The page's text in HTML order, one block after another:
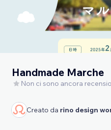
Handmade Marche
Non ci sono ancora
Creato da rino design